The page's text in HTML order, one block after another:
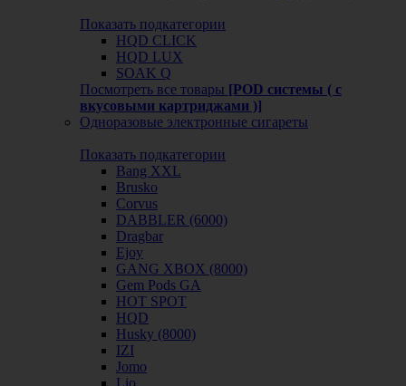
Показать подкатегории
HQD CLICK
HQD LUX
SOAK Q
Посмотреть все товары [POD системы ( с
вкусовыми картриджами )]
Одноразовые электронные сигареты
Показать подкатегории
Bang XXL
Brusko
Corvus
DABBLER (6000)
Dragbar
Ejoy
GANG XBOX (8000)
Gem Pods GA
HOT SPOT
HQD
Husky (8000)
IZI
Jomo
Lio